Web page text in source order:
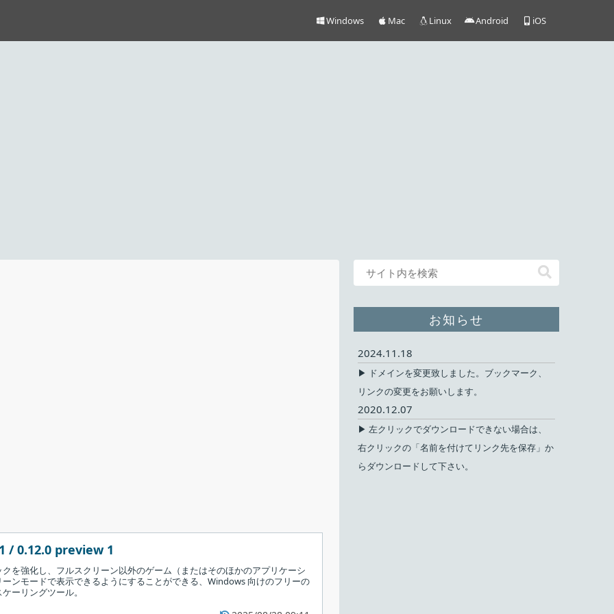
Windows Mac Linux Android iOS
/ 0.12.0 preview 1
を強化し、フルスクリーン以外のゲーム（またはそのほかのアプリケーシ
ンモードで表示できるようにすることができる、Windows 向けのフリーの
ーリングツール。
お知らせ
2024.11.18
▶ ドメインを変更致しました。ブックマーク、
リンクの変更をお願いします。
2020.12.07
▶ 左クリックでダウンロードできない場合は、
右クリックの「名前を付けてリンク先を保存」か
らダウンロードして下さい。